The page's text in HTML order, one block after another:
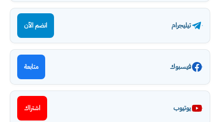
تيليجرام انضم الآن
فيسبوك متابعة
يوتيوب اشتراك